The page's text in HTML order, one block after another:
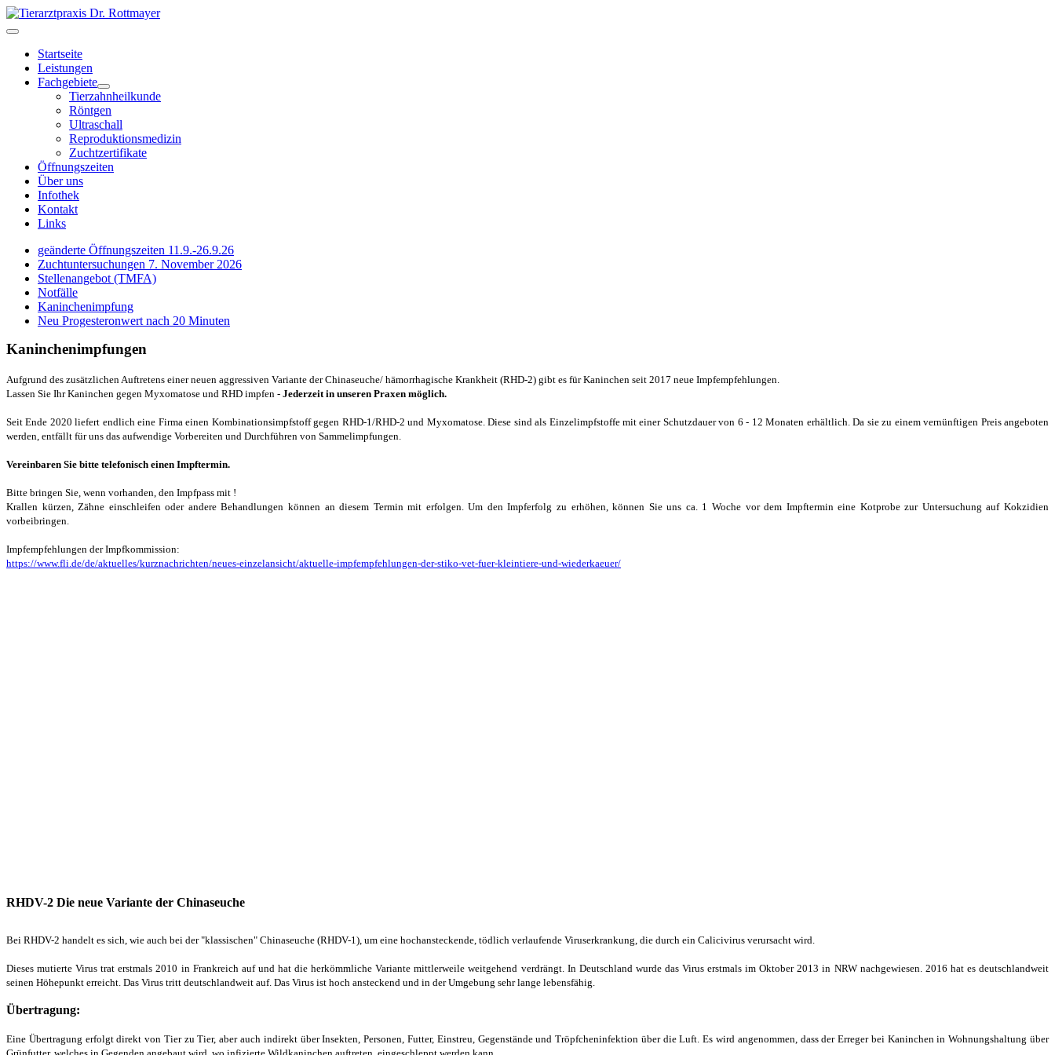
Startseite
Leistungen
Fachgebiete
Tierzahnheilkunde
Röntgen
Ultraschall
Reproduktionsmedizin
Zuchtzertifikate
Öffnungszeiten
Über uns
Infothek
Kontakt
Links
geänderte Öffnungszeiten 11.9.-26.9.26
Zuchtuntersuchungen 7. November 2026
Stellenangebot (TMFA)
Notfälle
Kaninchenimpfung
Neu Progesteronwert nach 20 Minuten
Kaninchenimpfungen
Aufgrund des zusätzlichen Auftretens einer neuen aggressiven Variante der Chinaseuche/ hämorrhagische Krankheit (RHD-2) gibt es für Kaninchen seit 2017 neue Impfempfehlungen.
Lassen Sie Ihr Kaninchen gegen Myxomatose und RHD impfen - Jederzeit in unseren Praxen möglich.
Seit Ende 2020 liefert endlich eine Firma einen Kombinationsimpfstoff gegen RHD-1/RHD-2 und Myxomatose. Diese sind als Einzelimpfstoffe mit einer Schutzdauer von 6 - 12 Monaten erhältlich. Da sie zu einem vernünftigen Preis angeboten
werden, entfällt für uns das aufwendige Vorbereiten und Durchführen von Sammelimpfungen.
Vereinbaren Sie bitte telefonisch einen Impftermin.
Bitte bringen Sie, wenn vorhanden, den Impfpass mit !
Krallen kürzen, Zähne einschleifen oder andere Behandlungen können an diesem Termin mit erfolgen. Um den Impferfolg zu erhöhen, können Sie uns ca. 1 Woche vor dem Impftermin eine Kotprobe zur Untersuchung auf Kokzidien
vorbeibringen.
Impfempfehlungen der Impfkommission:
https://www.fli.de/de/aktuelles/kurznachrichten/neues-einzelansicht/aktuelle-impfempfehlungen-der-stiko-vet-fuer-kleintiere-und-wiederkaeuer/
RHDV-2 Die neue Variante der Chinaseuche
Bei RHDV-2 handelt es sich, wie auch bei der "klassischen" Chinaseuche (RHDV-1), um eine hochansteckende, tödlich verlaufende Viruserkrankung, die durch ein Calicivirus verursacht wird.
Dieses mutierte Virus trat erstmals 2010 in Frankreich auf und hat die herkömmliche Variante mittlerweile weitgehend verdrängt. In Deutschland wurde das Virus erstmals im Oktober 2013 in NRW nachgewiesen. 2016 hat es deutschlandweit
seinen Höhepunkt erreicht. Das Virus tritt deutschlandweit auf. Das Virus ist hoch ansteckend und in der Umgebung sehr lange lebensfähig.
Übertragung:
Eine Übertragung erfolgt direkt von Tier zu Tier, aber auch indirekt über Insekten, Personen, Futter, Einstreu, Gegenstände und Tröpfcheninfektion über die Luft. Es wird angenommen, dass der Erreger bei Kaninchen in Wohnungshaltung über